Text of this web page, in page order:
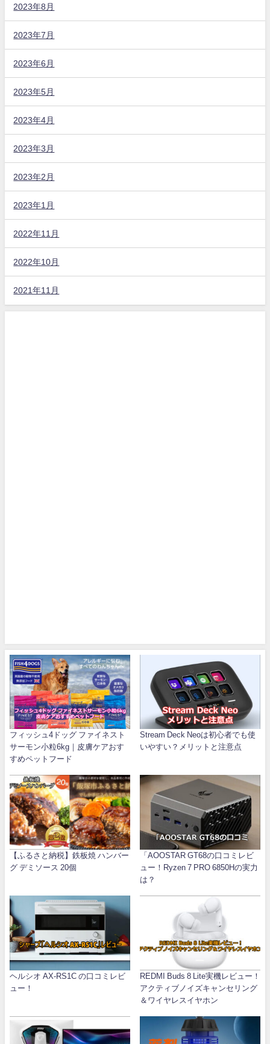
2023年8月
2023年7月
2023年6月
2023年5月
2023年4月
2023年3月
2023年2月
2023年1月
2022年11月
2022年10月
2021年11月
フィッシュ4ドッグ ファイネスト
サーモン小粒6kg｜皮膚ケアおす
すめペットフード
Stream Deck Neoは初心者でも使
いやすい？メリットと注意点
【ふるさと納税】鉄板焼 ハンバー
グ デミソース 20個
「AOOSTAR GT68の口コミレビ
ュー！Ryzen 7 PRO 6850Hの実力
は？
ヘルシオ AX-RS1C の口コミレビ
ュー！
REDMI Buds 8 Lite実機レビュー！
アクティブノイズキャンセリング
＆ワイヤレスイヤホン